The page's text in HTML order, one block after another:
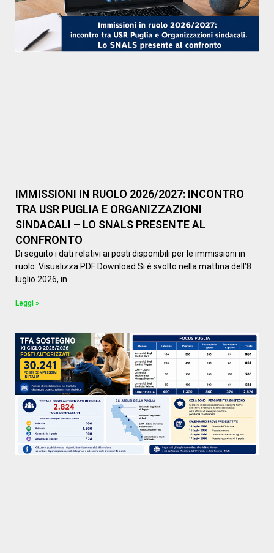
IMMISSIONI IN RUOLO 2026/2027: INCONTRO
TRA USR PUGLIA E ORGANIZZAZIONI
SINDACALI – LO SNALS PRESENTE AL
CONFRONTO
Di seguito i dati relativi ai posti disponibili per le immissioni in
ruolo: Visualizza PDF Download Si è svolto nella mattina dell’8
luglio 2026, in
Leggi »